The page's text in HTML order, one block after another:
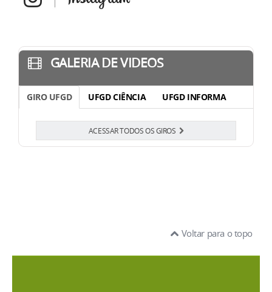
GALERIA DE VIDEOS
GIRO UFGD UFGD CIÊNCIA UFGD INFORMA
ACESSAR TODOS OS GIROS
Voltar para o topo